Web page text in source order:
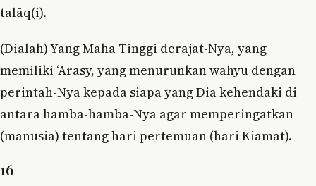
talāq(i).
(Dialah) Yang Maha Tinggi derajat-Nya, yang
memiliki ʻArasy, yang menurunkan wahyu dengan
perintah-Nya kepada siapa yang Dia kehendaki di
antara hamba-hamba-Nya agar memperingatkan
(manusia) tentang hari pertemuan (hari Kiamat).
16